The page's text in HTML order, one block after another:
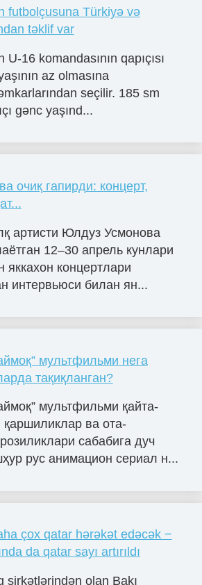
futbolçusuna Türkiyə və
təklif var
U-16 komandasının qapıçısı
az olmasına
seçilir. 185 sm
gənc yaşınd...
очиқ гапирди: концерт,
артисти Юлдуз Усмонова
12–30 апрель кунлари
яккахон концертлари
интервьюси билан ян...
мультфильми нега
тақиқланган?
мультфильми қайта-
қаршиликлар ва ота-
сабабига дуч
рус анимацион сериал н...
çox qatar hərəkət edəcək −
da qatar sayı artırıldı
şirkətlərindən olan Bakı